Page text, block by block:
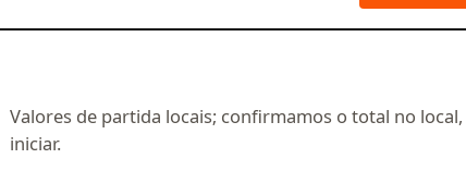
Valores de partida locais; confirmamos o total no
iniciar.